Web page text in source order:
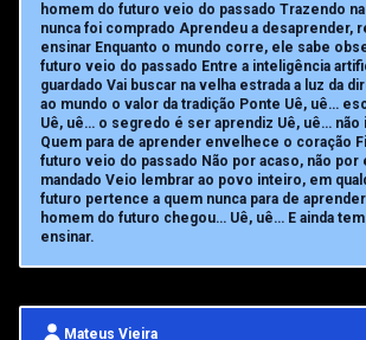
homem do futuro veio do passado Trazendo
nunca foi comprado Aprendeu a desaprender,
ensinar Enquanto o mundo corre, ele sabe
futuro veio do passado Entre a inteligência
guardado Vai buscar na velha estrada a luz da
ao mundo o valor da tradição Ponte Uê, uê…
Uê, uê… o segredo é ser aprendiz Uê, uê… não
Quem para de aprender envelhece o coração
futuro veio do passado Não por acaso, não por
mandado Veio lembrar ao povo inteiro, em
futuro pertence a quem nunca para de
homem do futuro chegou… Uê, uê… E ainda
ensinar.
Mateus Vieira